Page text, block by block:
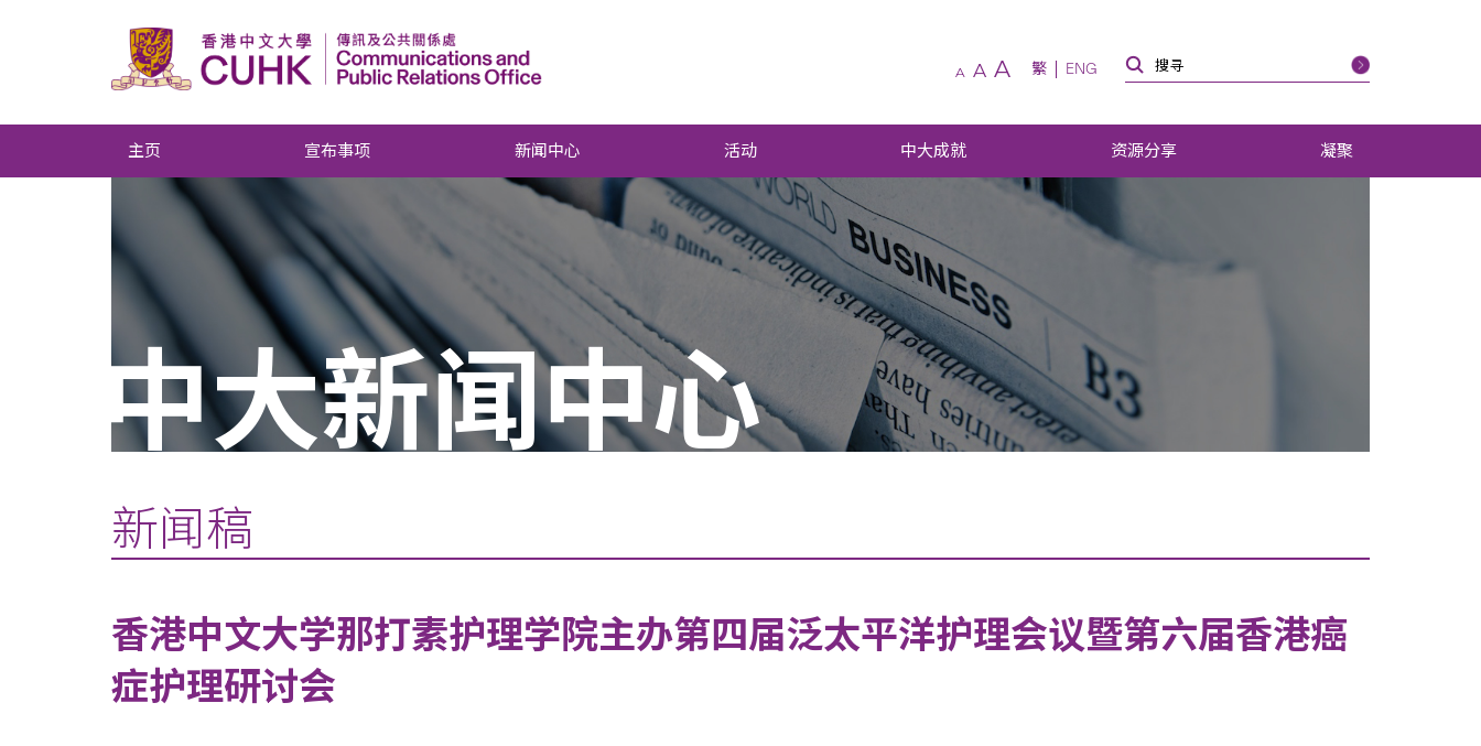
A A A 繁 ENG
主页 宣布事项 新闻中心 活动 中大成就 资源分享 凝聚
中大新闻中心
新闻稿
香港中文大学那打素护理学院主办第四届泛太平洋护理会议暨第六届香港癌
症护理研讨会